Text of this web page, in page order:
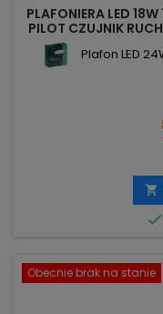
PLAFONIERA LED
PILOT CZUJNIK
Plafon LED


Obecnie brak na stanie